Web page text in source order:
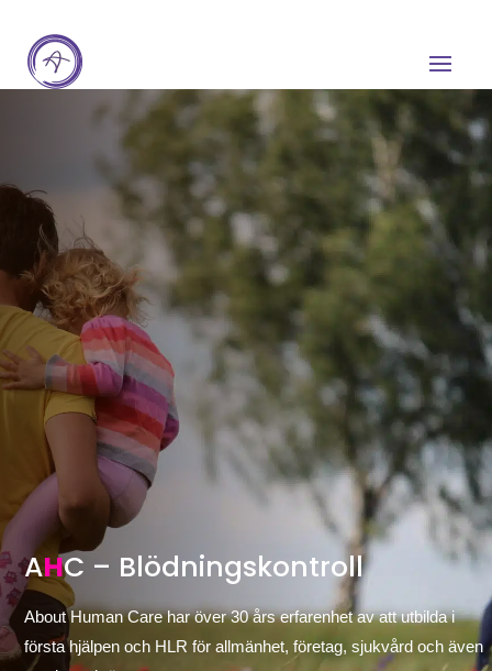
AHC – Blödningskontroll
About Human Care har över 30 års erfarenhet av att utbilda i
första hjälpen och HLR för allmänhet, företag, sjukvård och även